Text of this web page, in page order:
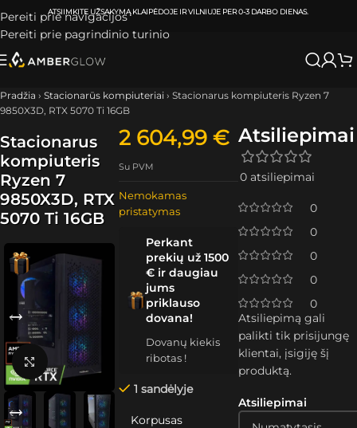
Pereiti prie navigacijos
Pereiti prie pagrindinio turinio
ATSIIMKITE UŽSAKYMĄKLAIPĖDOJE IR VILNIUJE PER0-3 DARBO DIENAS.
Pradžia › Stacionarūs kompiuteriai › Stacionarus kompiuteris Ryzen 7
9850X3D, RTX 5070 Ti 16GB
Stacionarus
kompiuteris
Ryzen 7
9850X3D, RTX
5070 Ti 16GB
Spustelėkite, kad padidintumėte
2 604,99€
Su PVM
Nemokamas
pristatymas
Perkant
prekių už 1500
€ ir daugiau
jums
priklauso
dovana!
Dovanų kiekis
ribotas !
1 sandėlyje
Korpusas
Atsiliepimai
0 atsiliepimai
0
0
0
0
0
Atsiliepimai
Atsiliepimą gali
palikti tik prisijungę
klientai, įsigiję šį
produktą.